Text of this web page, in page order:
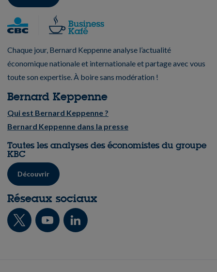
Chaque jour, Bernard Keppenne analyse l’actualité
économique nationale et internationale et partage avec vous
toute son expertise. À boire sans modération !
Bernard Keppenne
Qui est Bernard Keppenne ?
Bernard Keppenne dans la presse
Toutes les analyses des économistes du groupe
KBC
Découvrir
Réseaux sociaux